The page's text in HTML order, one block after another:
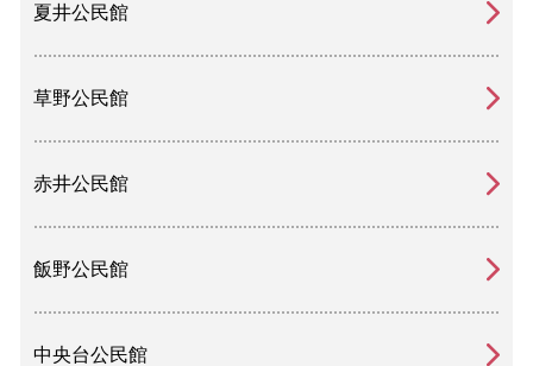
夏井公民館
草野公民館
赤井公民館
飯野公民館
中央台公民館